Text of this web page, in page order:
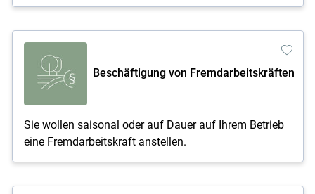
Beschäftigung von Fremdarbeitskräften
Sie wollen saisonal oder auf Dauer auf Ihrem Betrieb
eine Fremdarbeitskraft anstellen.